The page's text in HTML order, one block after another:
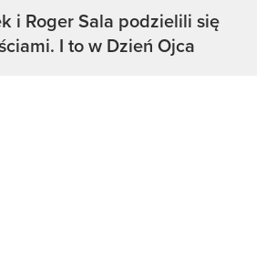
i Roger Sala podzielili się
I to w Dzień Ojca